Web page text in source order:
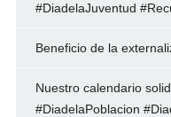
#DiadelaJuventud
Beneficio de la
Nuestro calendario
#DiadelaPoblacion